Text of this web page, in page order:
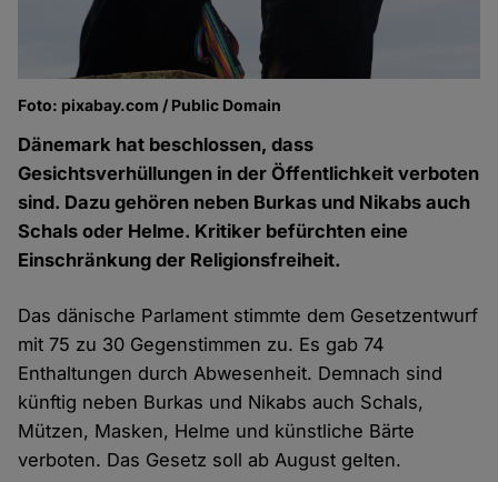
Foto: pixabay.com / Public Domain
Dänemark hat beschlossen, dass
Gesichtsverhüllungen in der Öffentlichkeit verboten
sind. Dazu gehören neben Burkas und Nikabs auch
Schals oder Helme. Kritiker befürchten eine
Einschränkung der Religionsfreiheit.
Das dänische Parlament stimmte dem Gesetzentwurf
mit 75 zu 30 Gegenstimmen zu. Es gab 74
Enthaltungen durch Abwesenheit. Demnach sind
künftig neben Burkas und Nikabs auch Schals,
Mützen, Masken, Helme und künstliche Bärte
verboten. Das Gesetz soll ab August gelten.